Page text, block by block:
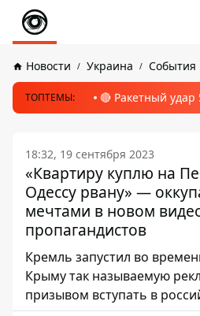
Новости Украина События
ТОПТЕМЫ: 🔴 Ракетный удар
18:32, 19 сентября 2023
«Квартиру куплю на
Одессу рвану» —
мечтами в новом
пропагандистов
Кремль запустил во
Крыму так называемую
призывом вступать в